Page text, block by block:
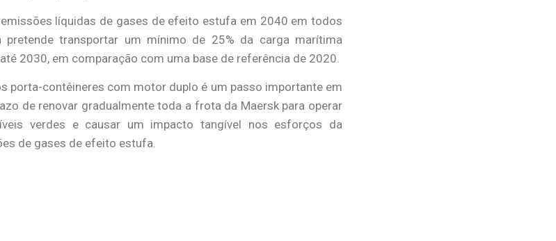
líquidas de gases de efeito estufa em 2040 em todos
pretende transportar um mínimo de 25% da carga marítima
2030, em comparação com uma base de referência de 2020.
porta-contêineres com motor duplo é um passo importante em
de renovar gradualmente toda a frota da Maersk para operar
verdes e causar um impacto tangível nos esforços da
de gases de efeito estufa.